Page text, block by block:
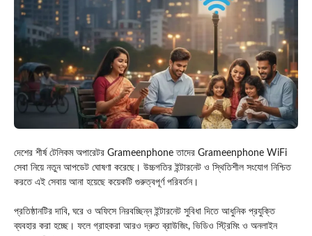
দেশের শীর্ষ টেলিকম অপারেটর Grameenphone তাদের Grameenphone WiFi
সেবা নিয়ে নতুন আপডেট ঘোষণা করেছে। উচ্চগতির ইন্টারনেট ও স্থিতিশীল সংযোগ নিশ্চিত
করতে এই সেবায় আনা হয়েছে কয়েকটি গুরুত্বপূর্ণ পরিবর্তন।
প্রতিষ্ঠানটির দাবি, ঘরে ও অফিসে নিরবচ্ছিন্ন ইন্টারনেট সুবিধা দিতে আধুনিক প্রযুক্তি
ব্যবহার করা হচ্ছে। ফলে গ্রাহকরা আরও দ্রুত ব্রাউজিং, ভিডিও স্ট্রিমিং ও অনলাইন